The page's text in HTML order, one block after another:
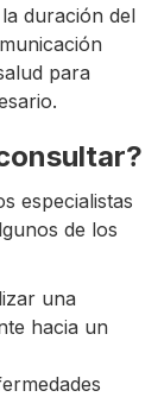
duración del
para
especialistas
de los
una
hacia un